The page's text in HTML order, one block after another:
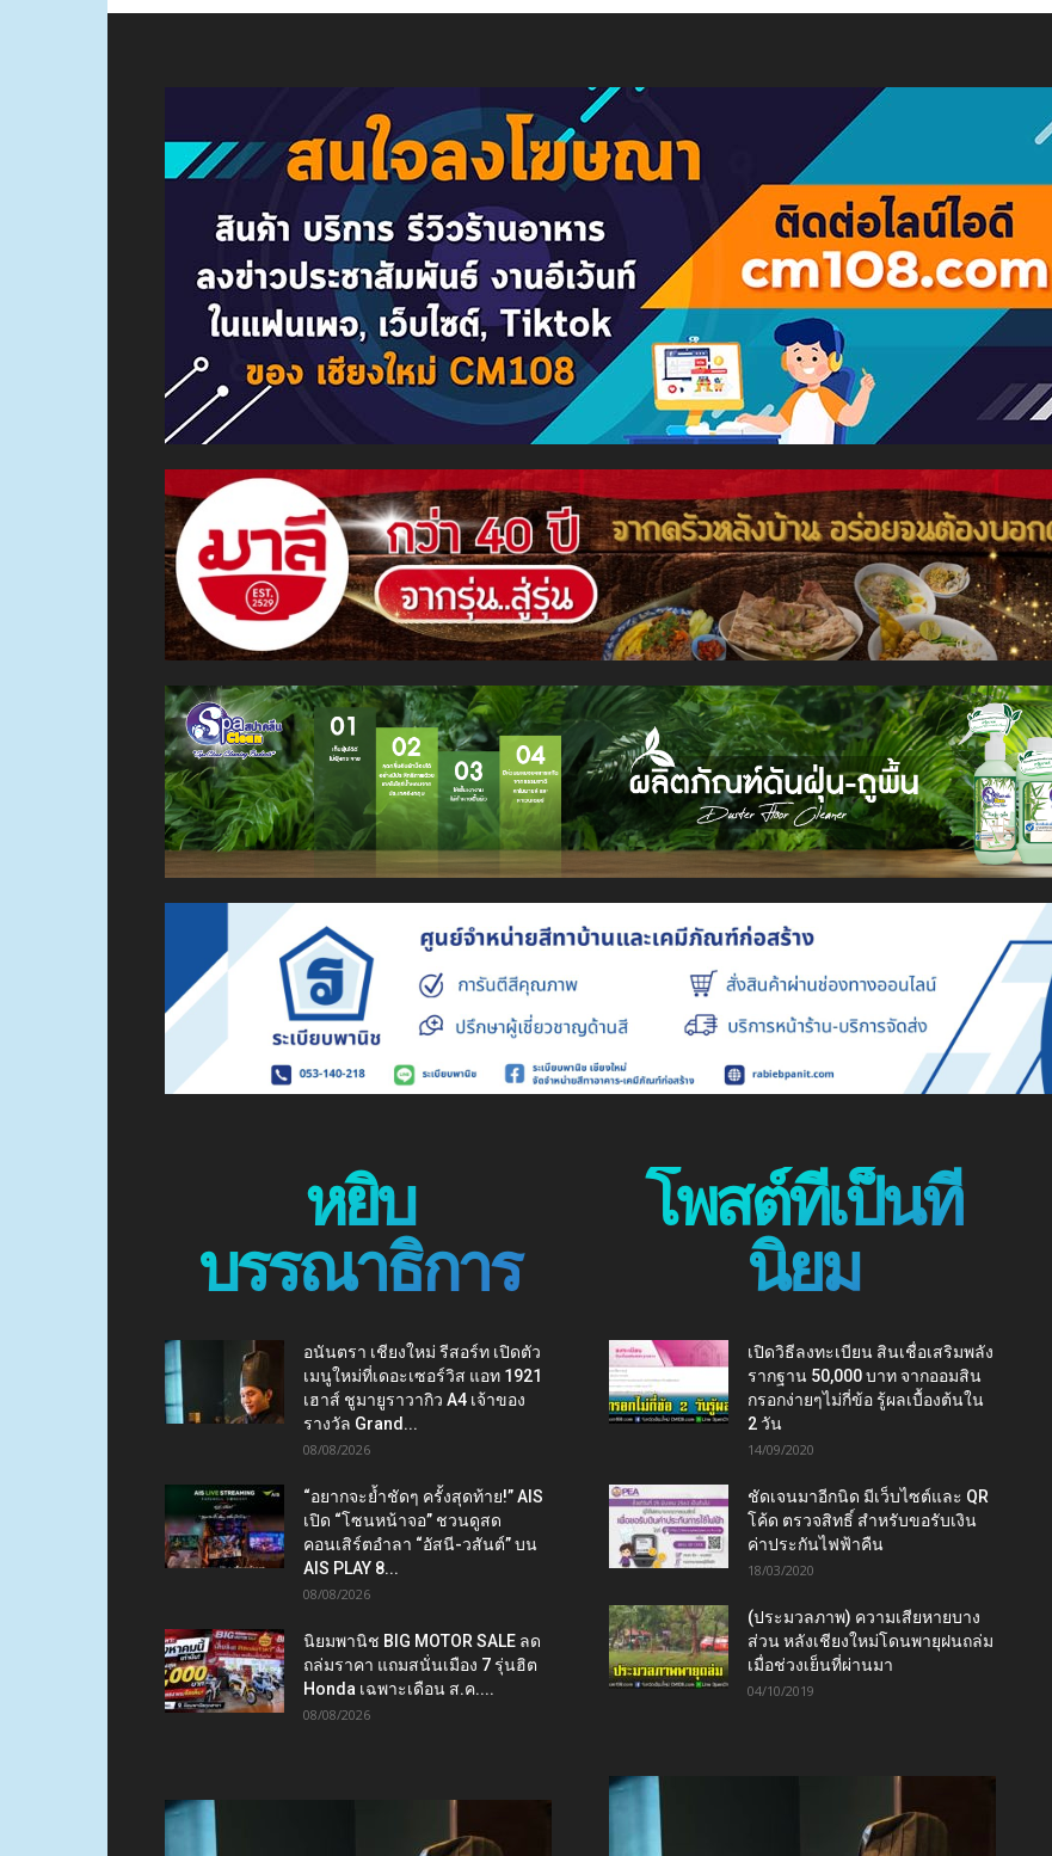
หยิบ
บรรณาธิการ
อนันตรา เชียงใหม่ รีสอร์ท เปิดตัว
เมนูใหม่ที่เดอะเซอร์วิส แอท 1921
เฮาส์ ชูมายูราวากิว A4 เจ้าของ
รางวัล Grand...
08/08/2026
“อยากจะย้ำชัดๆ ครั้งสุดท้าย!” AIS
เปิด “โซนหน้าจอ” ชวนดูสด
คอนเสิร์ตอำลา “อัสนี-วสันต์” บน
AIS PLAY 8...
08/08/2026
นิยมพานิช BIG MOTOR SALE ลด
ถล่มราคา แถมสนั่นเมือง 7 รุ่นฮิต
Honda เฉพาะเดือน ส.ค....
08/08/2026
โพสต์ที่เป็นที่
นิยม
เปิดวิธีลงทะเบียน สินเชื่อเสริมพลัง
รากฐาน 50,000 บาท จากออมสิน
กรอกง่ายๆไม่กี่ข้อ รู้ผลเบื้องต้นใน
2 วัน
14/09/2020
ชัดเจนมาอีกนิด มีเว็บไซต์และ QR
โค้ด ตรวจสิทธิ์ สำหรับขอรับเงิน
ค่าประกันไฟฟ้าคืน
18/03/2020
(ประมวลภาพ) ความเสียหายบาง
ส่วน หลังเชียงใหม่โดนพายุฝนถล่ม
เมื่อช่วงเย็นที่ผ่านมา
04/10/2019